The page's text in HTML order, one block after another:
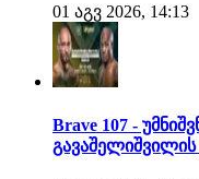
01 აგვ 2026, 14:13
Brave 107 -
გავაშელიშვილის